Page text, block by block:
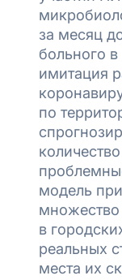
за месяц
больного
имитация
по
модель
множество
в
реальных
места их